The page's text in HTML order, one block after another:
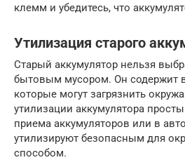
клемм и убедитесь, что
Утилизация старого
Старый аккумулятор нельзя
бытовым мусором. Он содержит
которые могут загрязнить
утилизации аккумулятора
приема аккумуляторов или в
утилизируют безопасным для
способом.